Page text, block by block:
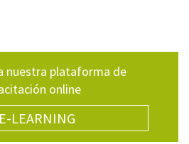
nuestra plataforma de
online
E-LEARNING